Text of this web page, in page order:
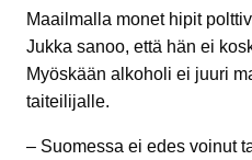
Maailmalla monet hipit
Jukka sanoo, että hän ei
Myöskään alkoholi ei juuri
taiteilijalle.
– Suomessa ei edes voinut